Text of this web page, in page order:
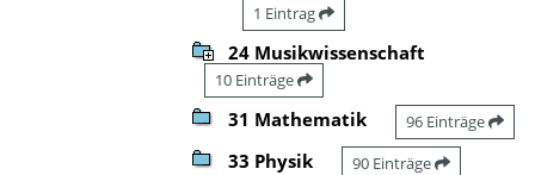
1 Eintrag
24 Musikwissenschaft
10 Einträge
31 Mathematik 96 Einträge
33 Physik 90 Einträge